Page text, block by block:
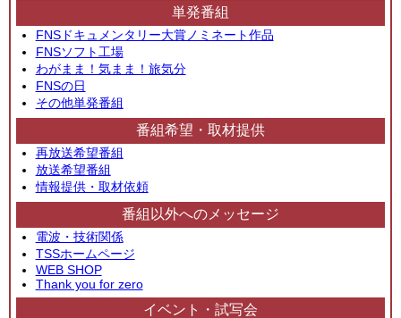
単発番組
FNSドキュメンタリー大賞ノミネート作品
FNSソフト工場
わがまま！気まま！旅気分
FNSの日
その他単発番組
番組希望・取材提供
再放送希望番組
放送希望番組
情報提供・取材依頼
番組以外へのメッセージ
電波・技術関係
TSSホームページ
WEB SHOP
Thank you for zero
イベント・試写会